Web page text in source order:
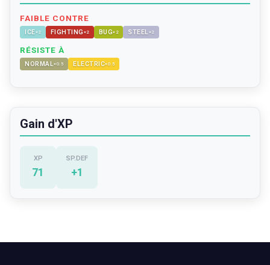
FAIBLE CONTRE
ICE×2 FIGHTING ×2 BUG× 2 STEEL ×2
RÉSISTE À
NORMAL×0.5 ELECTRIC×0.5
Gain d'XP
XP
71
SP.DEF
+1